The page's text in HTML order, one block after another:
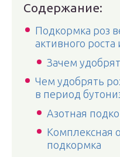
Содержание:
Подкормка роз
активного
Зачем
Чем удобрять
в период
Азотная
Комплексная
подкормка